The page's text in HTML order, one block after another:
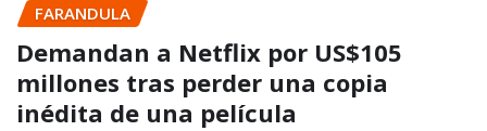
FARANDULA
Demandan a Netflix por US$105
millones tras perder una copia
inédita de una película